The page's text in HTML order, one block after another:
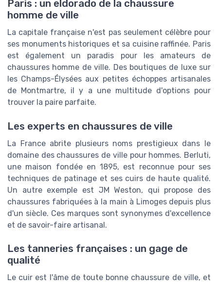
Paris : un eldorado de la chaussure
homme de ville
La capitale française n'est pas seulement célèbre pour
ses monuments historiques et sa cuisine raffinée. Paris
est également un paradis pour les amateurs de
chaussures homme de ville. Des boutiques de luxe sur
les Champs-Élysées aux petites échoppes artisanales
de Montmartre, il y a une multitude d'options pour
trouver la paire parfaite.
Les experts en chaussures de ville
La France abrite plusieurs noms prestigieux dans le
domaine des chaussures de ville pour hommes. Berluti,
une maison fondée en 1895, est reconnue pour ses
techniques de patinage et ses cuirs de haute qualité.
Un autre exemple est JM Weston, qui propose des
chaussures fabriquées à la main à Limoges depuis plus
d'un siècle. Ces marques sont synonymes d'excellence
et de savoir-faire artisanal.
Les tanneries françaises : un gage de
qualité
Le cuir est l'âme de toute bonne chaussure de ville, et